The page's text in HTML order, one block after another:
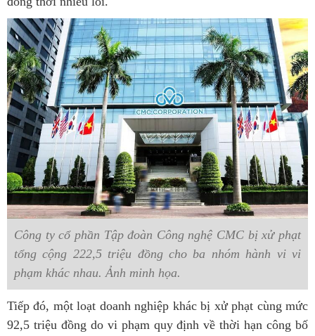
Công ty cổ phần Tập đoàn Công nghệ CMC bị xử phạt
tổng cộng 222,5 triệu đồng cho ba nhóm hành vi vi
phạm khác nhau. Ảnh minh họa.
Tiếp đó, một loạt doanh nghiệp khác bị xử phạt cùng mức
92,5 triệu đồng do vi phạm quy định về thời hạn công bố